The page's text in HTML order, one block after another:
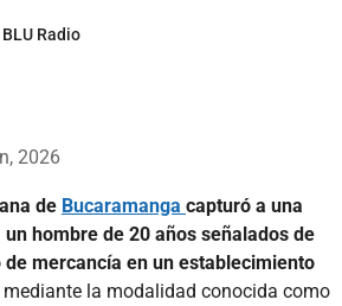
Radio
2026
de Bucaramanga capturó a una
hombre de 20 años señalados de
mercancía en un establecimiento
mediante la modalidad conocida como